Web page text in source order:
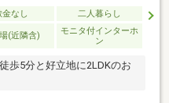
金なし 二人暮らし
(近隣含)
モニタ付インターホ
ン
歩5分と好立地に2LDKのお